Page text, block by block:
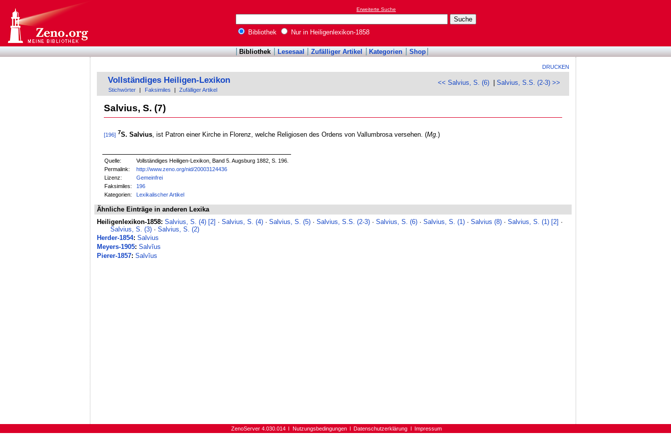
Erweiterte Suche
Bibliothek Nur in Heiligenlexikon-1858
Bibliothek Lesesaal Zufälliger Artikel Kategorien Shop
DRUCKEN
<< Salvius, S. (6) |Salvius, S.S. (2-3) >>
Vollständiges Heiligen-Lexikon
Stichwörter Faksimiles Zufälliger Artikel
Salvius, S. (7)
[196] 7S. Salvius, ist Patron einer Kirche in Florenz, welche Religiosen des Ordens von Vallumbrosa versehen. (Mg.)
Quelle:
Vollständiges Heiligen-Lexikon, Band 5. Augsburg 1882, S. 196.
Permalink:
http://www.zeno.org/nid/20003124436
Lizenz:
Gemeinfrei
Faksimiles:
196
Kategorien:
Lexikalischer Artikel
Ähnliche Einträge in anderen Lexika
Heiligenlexikon-1858: Salvius, S. (4) [2] ·Salvius, S. (4) ·Salvius, S. (5) ·Salvius, S.S. (2-3) ·Salvius, S. (6) ·Salvius, S. (1) ·Salvius (8) ·Salvius, S. (1) [2] ·
Salvius, S. (3)· Salvius, S. (2)
Herder-1854: Salvius
Meyers-1905: Salvĭus
Pierer-1857: Salvĭus
ZenoServer 4.030.014 Nutzungsbedingungen Datenschutzerklärung Impressum